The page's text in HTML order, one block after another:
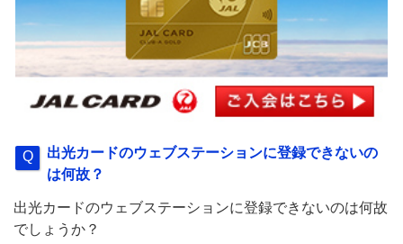
出光カードのウェブステーションに登録できないの
は何故？
出光カードのウェブステーションに登録できないのは何故
でしょうか？